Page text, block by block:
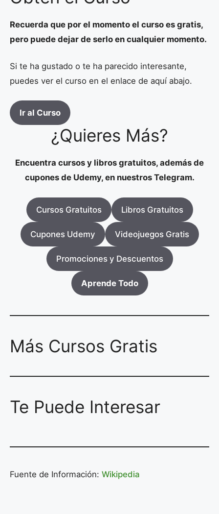
Recuerda que por el momento el curso es gratis,
pero puede dejar de serlo en cualquier momento.
Si te ha gustado o te ha parecido interesante,
puedes ver el curso en el enlace de aquí abajo.
Ir al Curso
¿Quieres Más?
Encuentra cursos y libros gratuitos, además de
cupones de Udemy, en nuestros Telegram.
Cursos Gratuitos Libros Gratuitos
Cupones Udemy Videojuegos Gratis
Promociones y Descuentos
Aprende Todo
Más Cursos Gratis
Te Puede Interesar
Fuente de Información: Wikipedia